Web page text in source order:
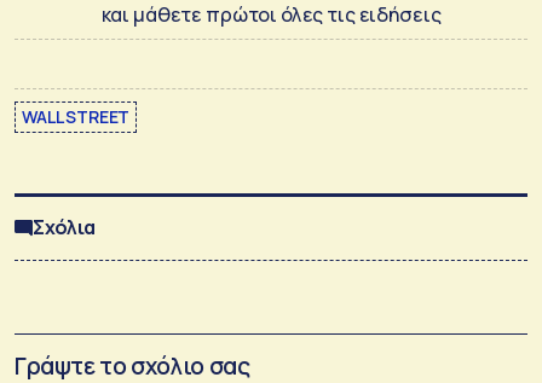
και μάθετε πρώτοι όλες τις ειδήσεις
WALL STREET
Σχόλια
Γράψτε το σχόλιο σας